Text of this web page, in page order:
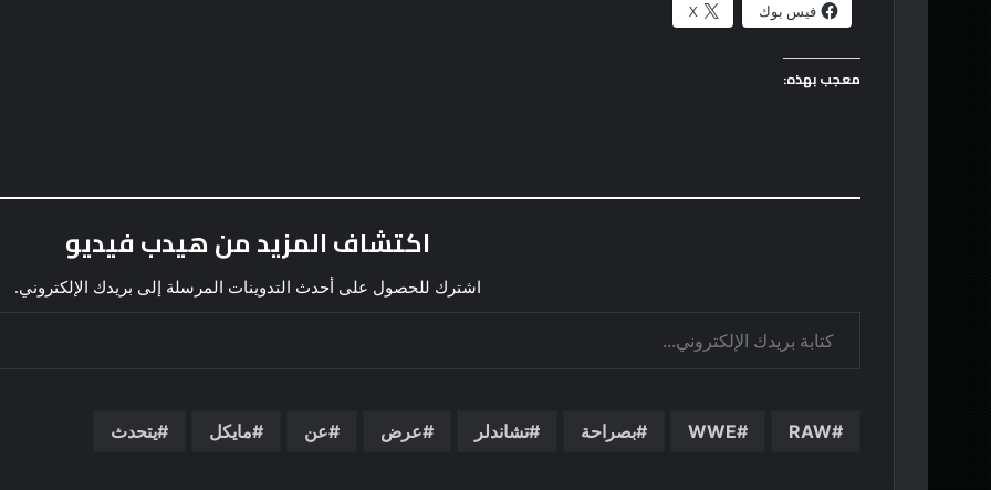
فيس بوك X
معجب بهذه:
اكتشاف المزيد من هيدب فيديو
اشترك للحصول على أحدث التدوينات المرسلة إلى بريدك الإلكتروني.
RAW
WWE بصراحة تشاندلر عرض عن مايكل يتحدث